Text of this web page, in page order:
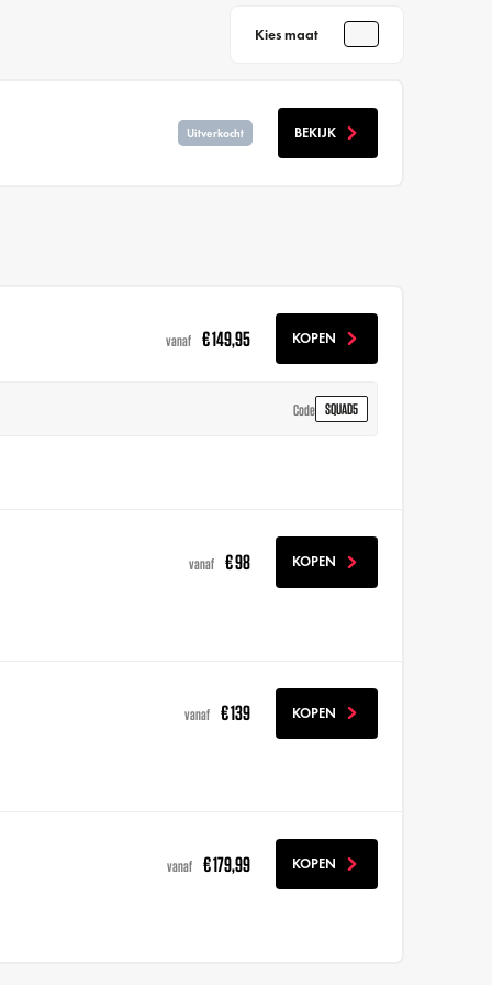
Kies maat
Uitverkocht BEKIJK
vanaf € 149,95 KOPEN
Code SQUAD5
vanaf € 98 KOPEN
vanaf € 139 KOPEN
vanaf € 179,99 KOPEN